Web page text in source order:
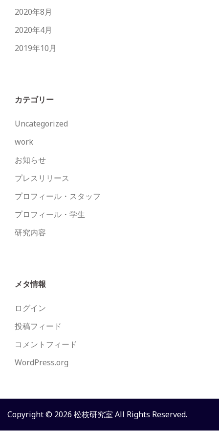
2020年8月
2020年4月
2019年10月
カテゴリー
Uncategorized
work
お知らせ
プレスリリース
プロフィール・スタッフ
プロフィール・学生
研究内容
メタ情報
ログイン
投稿フィード
コメントフィード
WordPress.org
Copyright © 2026 松枝研究室 All Rights Reserved.